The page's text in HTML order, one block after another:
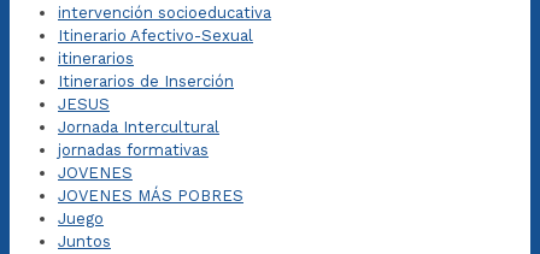
intervención socioeducativa
Itinerario Afectivo-Sexual
itinerarios
Itinerarios de Inserción
JESUS
Jornada Intercultural
jornadas formativas
JOVENES
JOVENES MÁS POBRES
Juego
Juntos